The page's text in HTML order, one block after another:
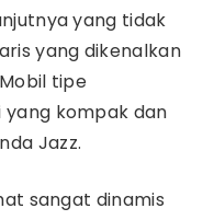
yang tidak
yang dikenalkan
tipe
kompak dan
Jazz.
sangat dinamis